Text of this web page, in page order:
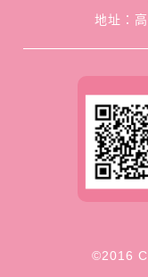
地址：
©2016